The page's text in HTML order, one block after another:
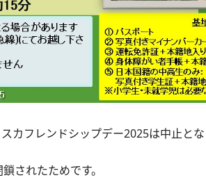
カフレンドシップデー2025は中止とな
されたためです。